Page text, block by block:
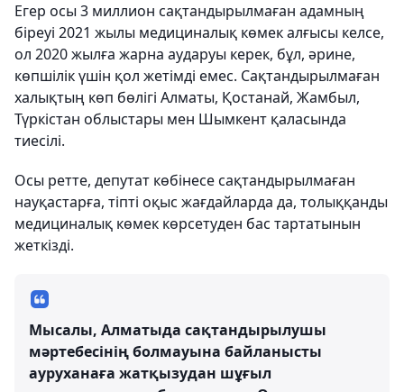
Егер осы 3 миллион сақтандырылмаған адамның
біреуі 2021 жылы медициналық көмек алғысы келсе,
ол 2020 жылға жарна аударуы керек, бұл, әрине,
көпшілік үшін қол жетімді емес. Сақтандырылмаған
халықтың көп бөлігі Алматы, Қостанай, Жамбыл,
Түркістан облыстары мен Шымкент қаласында
тиесілі.
Осы ретте, депутат көбінесе сақтандырылмаған
науқастарға, тіпті оқыс жағдайларда да, толыққанды
медициналық көмек көрсетуден бас тартатынын
жеткізді.
Мысалы, Алматыда сақтандырылушы
мәртебесінің болмауына байланысты
ауруханаға жатқызудан шұғыл